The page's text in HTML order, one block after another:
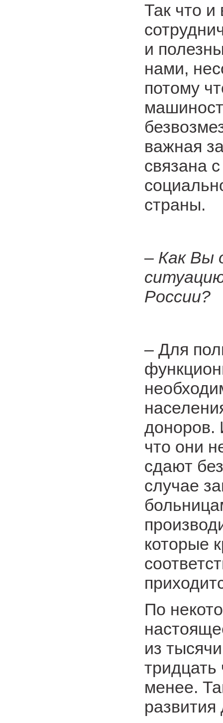
Так что
и
нами,
потому
важная
связана
страны.
– Как Вы
России?
– Для
доноров.
что они
сдают
случае
которые
По
из
тридцать
менее.